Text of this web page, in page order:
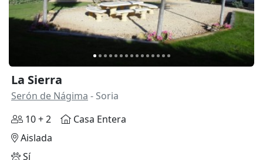
La Sierra
Serón de Nágima - Soria
10 + 2
Casa Entera
Aislada
Sí